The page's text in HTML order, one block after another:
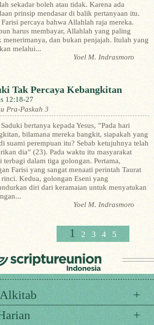
sekadar boleh atau tidak. Karena ada
prinsip mendasar di balik pertanyaan itu.
percaya bahwa Allahlah raja mereka.
harus membayar, Allahlah yang paling
menerimanya, dan bukan penjajah. Itulah yang
melalui...
Yoel M. Indrasmoro
Tak Percaya Kebangkitan
12:18-27
Pra-Paskah 3
bertanya kepada Yesus, ”Pada hari
bilamana mereka bangkit, siapakah yang
suami perempuan itu? Sebab ketujuhnya telah
dia” (23). Pada waktu itu masyarakat
terbagi dalam tiga golongan. Pertama,
Farisi yang sangat menaati perintah Taurat
rinci. Kedua, golongan Eseni yang
diri dari keramaian untuk menyatukan
Yoel M. Indrasmoro
1 2 3 4 5